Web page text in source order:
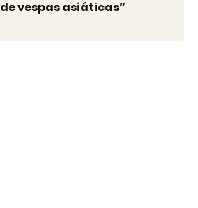
de vespas asiáticas”